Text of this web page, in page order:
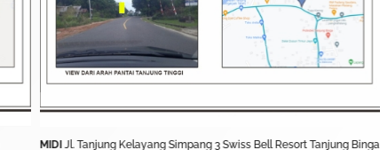
MIDIJl. Tanjung Kelayang Simpang 3 Swiss Bell Resort Tanjung Binga